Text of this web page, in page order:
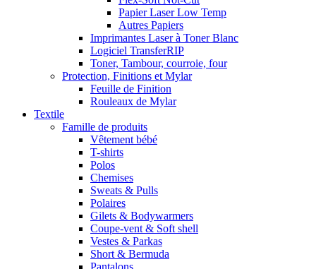
Papier Laser Low Temp
Autres Papiers
Imprimantes Laser à Toner Blanc
Logiciel TransferRIP
Toner, Tambour, courroie, four
Protection, Finitions et Mylar
Feuille de Finition
Rouleaux de Mylar
Textile
Famille de produits
Vêtement bébé
T-shirts
Polos
Chemises
Sweats & Pulls
Polaires
Gilets & Bodywarmers
Coupe-vent & Soft shell
Vestes & Parkas
Short & Bermuda